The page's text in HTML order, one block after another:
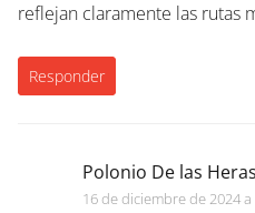
reflejan claramente las rutas
Responder
Polonio De las Heras
16 de diciembre de 2024 a